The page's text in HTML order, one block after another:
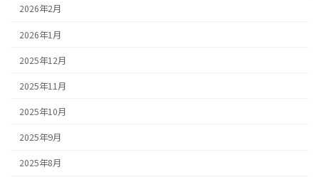
2026年2月
2026年1月
2025年12月
2025年11月
2025年10月
2025年9月
2025年8月